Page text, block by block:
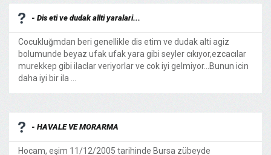
- Dis eti ve dudak allti yaralari...
Cocukluğmdan beri genellikle dis etim ve dudak alti agiz
bolumunde beyaz ufak ufak yara gibi seyler cıkıyor,ezcacılar
murekkep gibi ilaclar veriyorlar ve cok iyi gelmiyor...Bunun icin
daha iyi bir ila ...
- HAVALE VE MORARMA
Hocam, eşim 11/12/2005 tarihinde Bursa zübeyde